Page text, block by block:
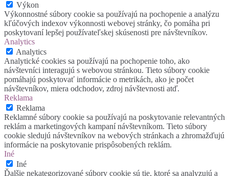
Výkon
Výkonnostné súbory cookie sa používajú na pochopenie a analýzu
kľúčových indexov výkonnosti webovej stránky, čo pomáha pri
poskytovaní lepšej používateľskej skúsenosti pre návštevníkov.
Analytics
Analytics
Analytické cookies sa používajú na pochopenie toho, ako
návštevníci interagujú s webovou stránkou. Tieto súbory cookie
pomáhajú poskytovať informácie o metrikách, ako je počet
návštevníkov, miera odchodov, zdroj návštevnosti atď.
Reklama
Reklama
Reklamné súbory cookie sa používajú na poskytovanie relevantných
reklám a marketingových kampaní návštevníkom. Tieto súbory
cookie sledujú návštevníkov na webových stránkach a zhromažďujú
informácie na poskytovanie prispôsobených reklám.
Iné
Iné
Ďalšie nekategorizované súbory cookie sú tie, ktoré sa analyzujú a